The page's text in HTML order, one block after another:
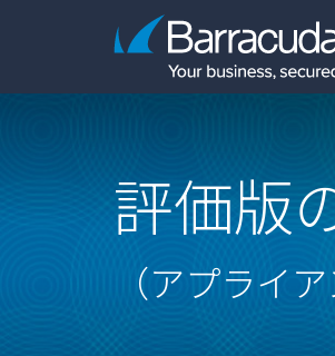
評価版
（アプライ